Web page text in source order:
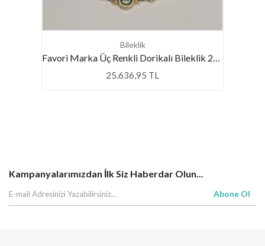
Bileklik
Favori Marka Üç Renkli Dorikalı Bileklik 20 Cm
25.636,95 TL
Kampanyalarımızdan İlk Siz Haberdar Olun...
Abone Ol